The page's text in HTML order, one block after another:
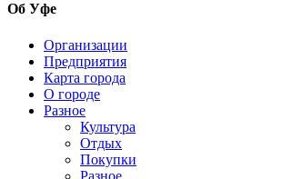
Об Уфе
Организации
Предприятия
Карта города
О городе
Разное
Культура
Отдых
Покупки
Разное